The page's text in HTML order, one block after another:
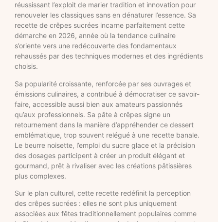
réussissant l’exploit de marier tradition et innovation pour
renouveler les classiques sans en dénaturer l’essence. Sa
recette de crêpes sucrées incarne parfaitement cette
démarche en 2026, année où la tendance culinaire
s’oriente vers une redécouverte des fondamentaux
rehaussés par des techniques modernes et des ingrédients
choisis.
Sa popularité croissante, renforcée par ses ouvrages et
émissions culinaires, a contribué à démocratiser ce savoir-
faire, accessible aussi bien aux amateurs passionnés
qu’aux professionnels. Sa pâte à crêpes signe un
retournement dans la manière d’appréhender ce dessert
emblématique, trop souvent relégué à une recette banale.
Le beurre noisette, l’emploi du sucre glace et la précision
des dosages participent à créer un produit élégant et
gourmand, prêt à rivaliser avec les créations pâtissières
plus complexes.
Sur le plan culturel, cette recette redéfinit la perception
des crêpes sucrées : elles ne sont plus uniquement
associées aux fêtes traditionnellement populaires comme